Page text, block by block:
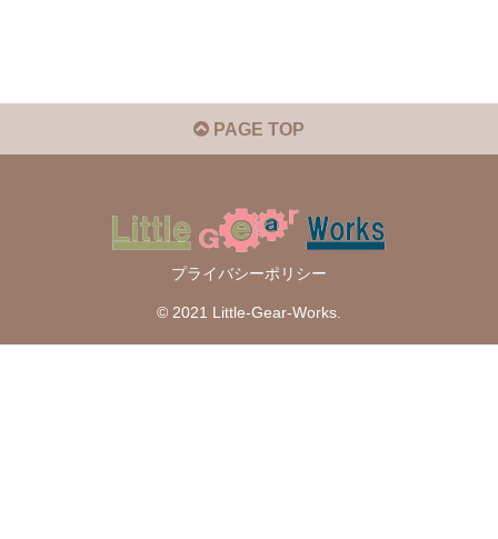
PAGE TOP
プライバシーポリシー
© 2021 Little-Gear-Works.